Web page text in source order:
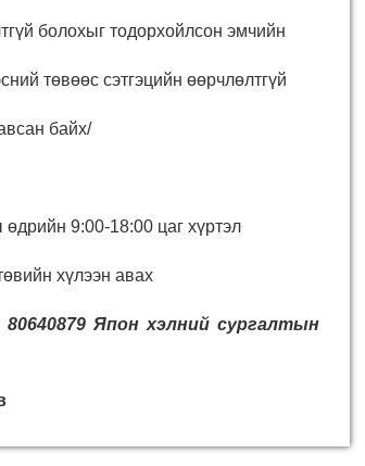
болохыг тодорхойлсон эмчийн
төвөөс сэтгэцийн өөрчлөлтгүй
байх/
9:00-18:00 цаг хүртэл
хүлээн авах
80640879 Япон хэлний сургалтын